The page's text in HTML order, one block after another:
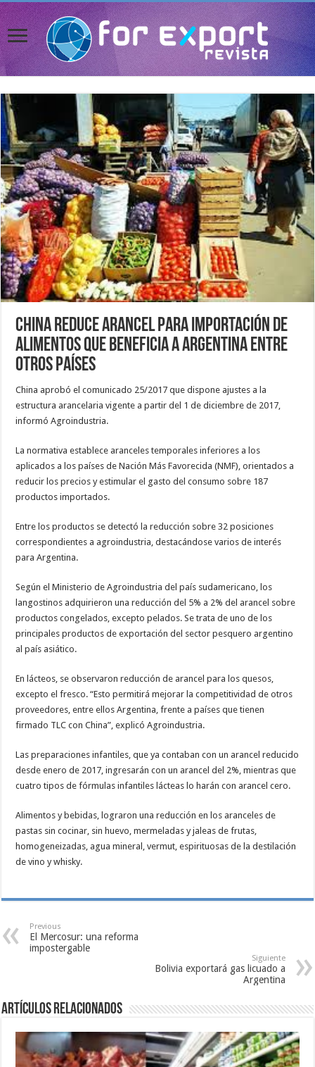
China reduce arancel para importación de
alimentos que beneficia a Argentina entre
otros países
China aprobó el comunicado 25/2017 que dispone ajustes a la
estructura arancelaria vigente a partir del 1 de diciembre de 2017,
informó Agroindustria.
La normativa establece aranceles temporales inferiores a los
aplicados a los países de Nación Más Favorecida (NMF), orientados a
reducir los precios y estimular el gasto del consumo sobre 187
productos importados.
Entre los productos se detectó la reducción sobre 32 posiciones
correspondientes a agroindustria, destacándose varios de interés
para Argentina.
Según el Ministerio de Agroindustria del país sudamericano, los
langostinos adquirieron una reducción del 5% a 2% del arancel sobre
productos congelados, excepto pelados. Se trata de uno de los
principales productos de exportación del sector pesquero argentino
al país asiático.
En lácteos, se observaron reducción de arancel para los quesos,
excepto el fresco. “Esto permitirá mejorar la competitividad de otros
proveedores, entre ellos Argentina, frente a países que tienen
firmado TLC con China”, explicó Agroindustria.
Las preparaciones infantiles, que ya contaban con un arancel reducido
desde enero de 2017, ingresarán con un arancel del 2%, mientras que
cuatro tipos de fórmulas infantiles lácteas lo harán con arancel cero.
Alimentos y bebidas, lograron una reducción en los aranceles de
pastas sin cocinar, sin huevo, mermeladas y jaleas de frutas,
homogeneizadas, agua mineral, vermut, espirituosas de la destilación
de vino y whisky.
Previous
El Mercosur: una reforma
impostergable
Siguiente
Bolivia exportará gas licuado a
Argentina
Artículos relacionados